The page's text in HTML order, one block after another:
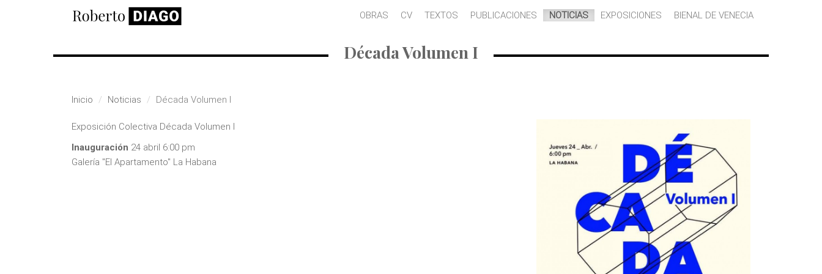
Pasar al contenido principal
OBRAS CV TEXTOS PUBLICACIONES NOTICIAS EXPOSICIONES BIENAL DE VENECIA
Inicio Noticias Década Volumen I
Década Volumen I
Exposición Colectiva Década Volumen I
Inauguración 24 abril 6:00 pm
Galería "El Apartamento" La Habana